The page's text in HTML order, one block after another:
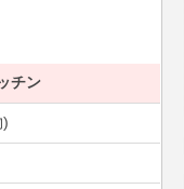
チン
)